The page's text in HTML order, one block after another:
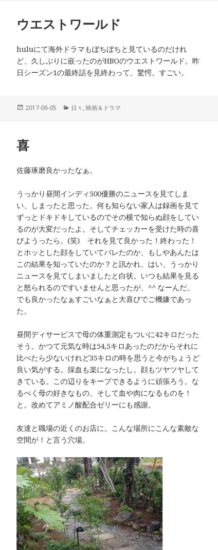
ー
ウエストワールド
huluにて海外ドラマもぼちぼちと見ているのだけれ
ど、久しぶりに嵌ったのがHBOのウエストワールド。昨
日シーズン1の最終話を見終わって、驚愕。すごい。
投
2017-06-05
カ
日々 ,映画＆ドラマ
喜
佐藤琢磨良かったなぁ。
うっかり昼間インディ500優勝のニュースを見てしま
い、しまったと思った。何も知らない家人は録画を見て
ずっとドキドキしているのでその横で知らぬ顔をしてい
るのが大変だったよ。そしてチェッカーを受けた時の喜
びようったら。(笑) それを見て良かった！終わった！
とホッとした顔をしていてバレたのか、もしやあんたは
この結果を知っていたのか？と訊かれ、はい、うっかり
ニュースを見てしまいましたと白状。いつも結果を見る
と怒られるのですいませんと思ったが、^^ なーんだ、
でも良かったなぁすごいなぁと大喜びでご機嫌であっ
た。
昼間ディサービスで母の体重測定もついに42キロだった
そう。かつて元気な時は54,5キロあったのだからそれに
比べたら少ないけれど35キロの時を思うと今がちょうど
良い気がする。採血も楽になったし。顔もツヤツヤして
きている。この辺りをキープできるように頑張ろう。な
るべく母の好きなもの、そして血や肉になるものを！
と。改めてアミノ酸配合ゼリーにも感謝。
友達と職場の近くのお店に。こんな場所にこんな素敵な
空間が！と言う穴場。